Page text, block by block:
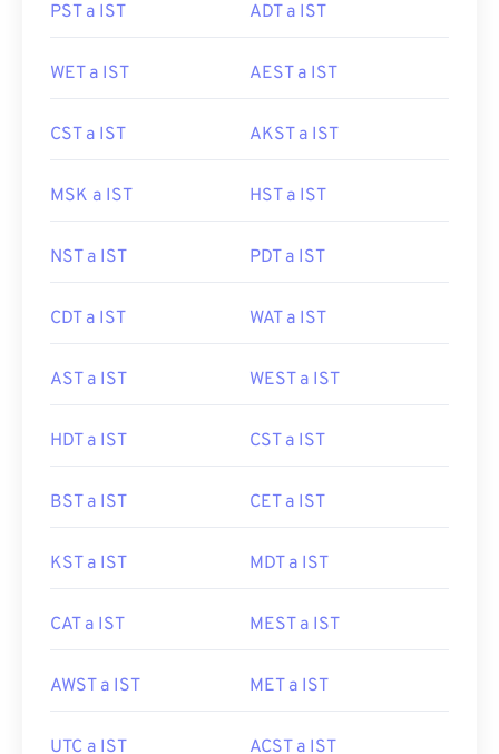
PST a IST ADT a IST
WET a IST AEST a IST
CST a IST AKST a IST
MSK a IST HST a IST
NST a IST PDT a IST
CDT a IST WAT a IST
AST a IST WEST a IST
HDT a IST CST a IST
BST a IST CET a IST
KST a IST MDT a IST
CAT a IST MEST a IST
AWST a IST MET a IST
UTC a IST ACST a IST